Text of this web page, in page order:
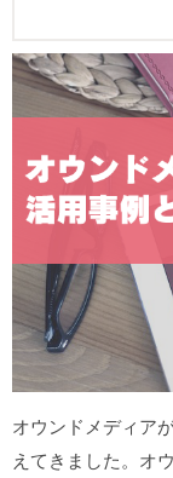
オウンドメディア
えてきました。オ